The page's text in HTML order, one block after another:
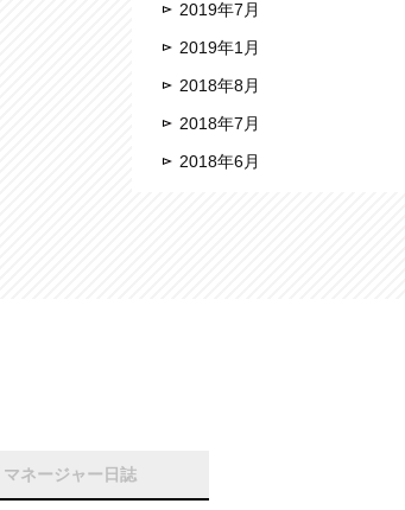
2019年7月
2019年1月
2018年8月
2018年7月
2018年6月
マネージャー日誌